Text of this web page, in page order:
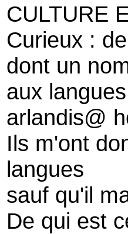
CULTURE
Curieux :
dont un
aux
arlandis@
Ils m'ont
langues
sauf qu'il
De qui est